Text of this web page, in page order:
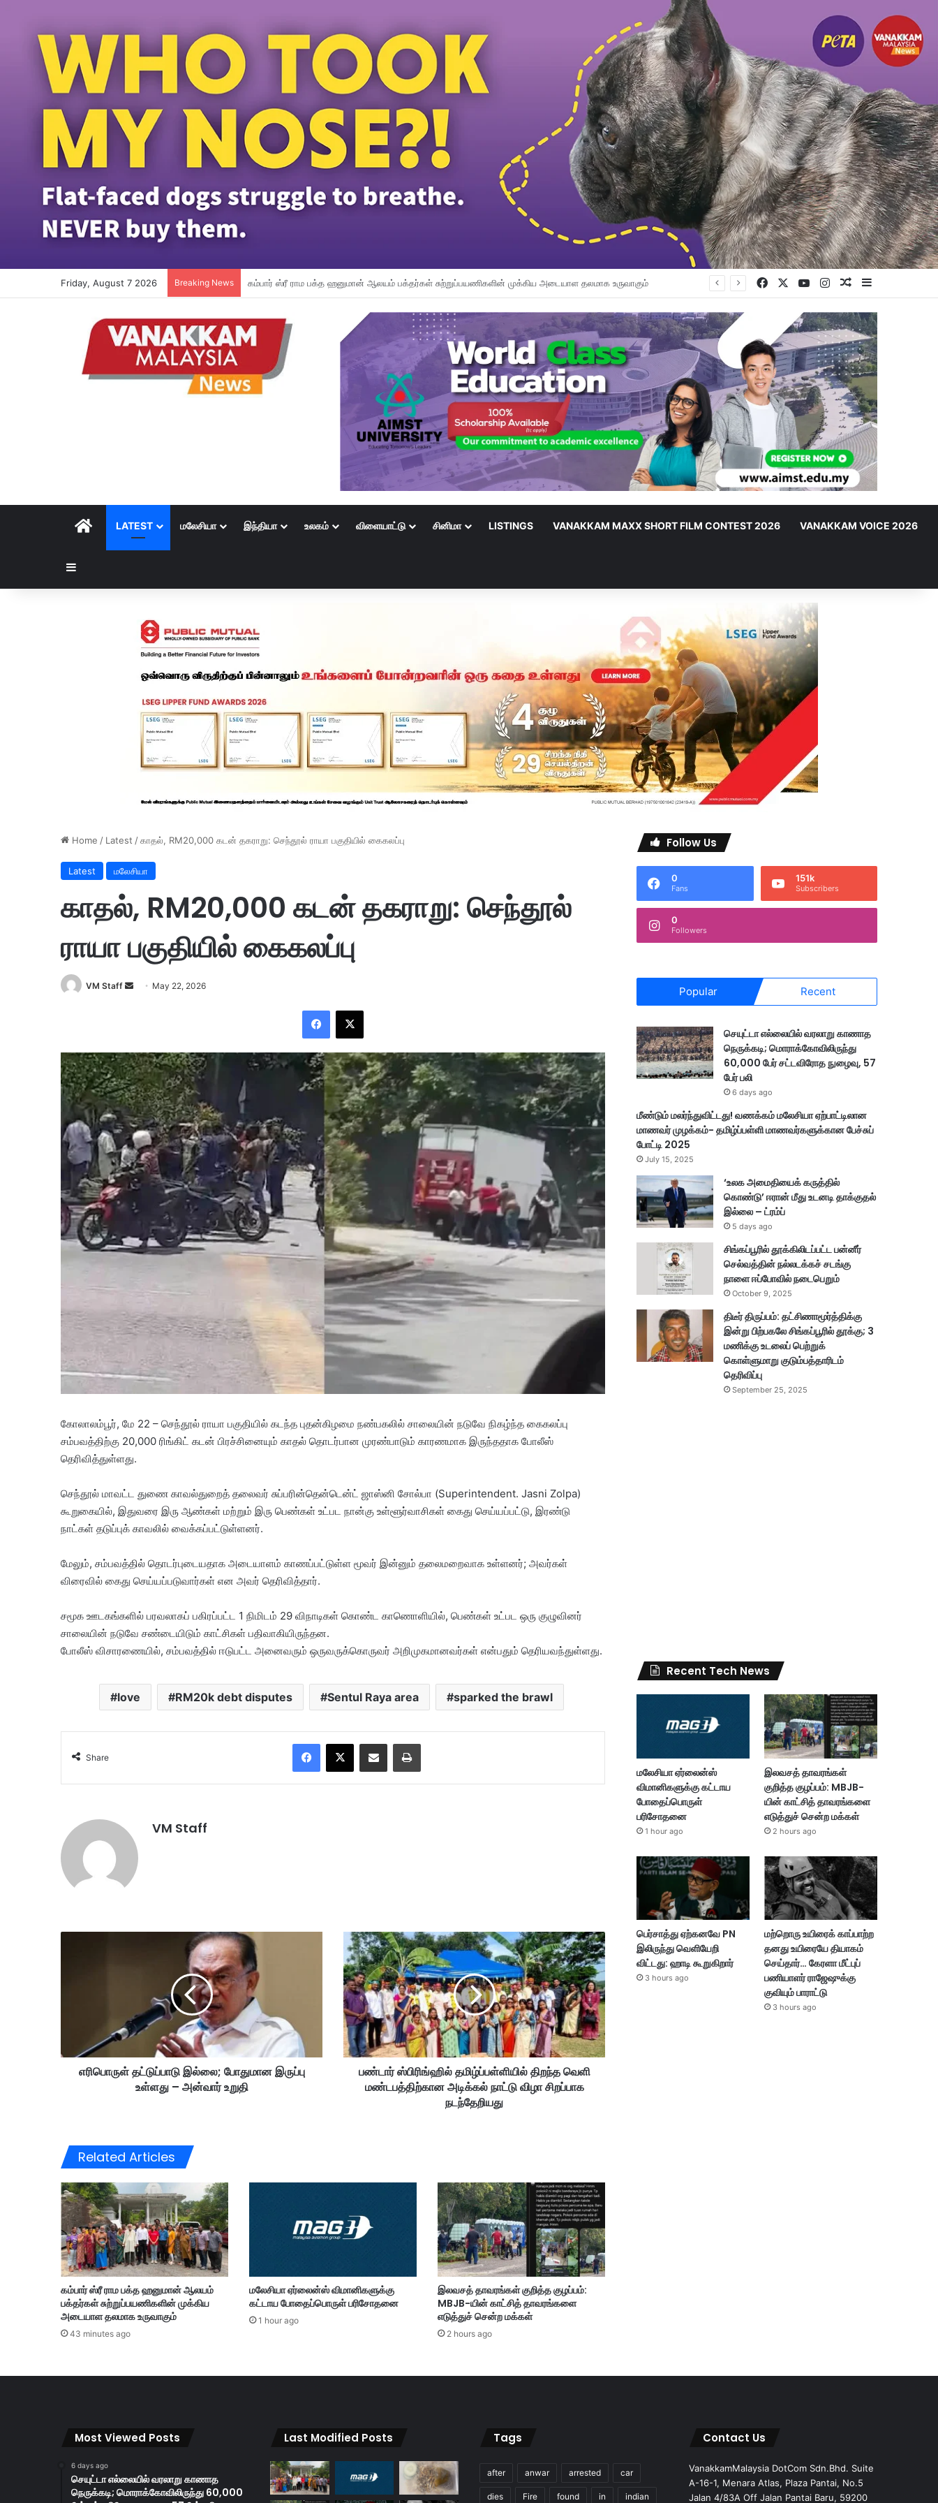
Friday, August 7 2026 Breaking News மலேசியா ஏர்லைன்ஸ் விமானிகளுக்கு கட்டாய போதைப்பொருள் பரிசோதனை Facebook YouTubeInstagramRandom Article
HOMELATEST மலேசியா இந்தியா உலகம் விளையாட்டு சினிமா LISTINGS VANAKKAM MAXX SHORT FILM CONTEST 2026 VANAKKAM VOICE 2026
Home / Latest /காதல், RM20,000 கடன் தகராறு: செந்தூல் ராயா பகுதியில் கைகலப்பு
Latest மலேசியா
காதல், RM20,000 கடன் தகராறு: செந்தூல்
ராயா பகுதியில் கைகலப்பு
VM Staff
a
n
e
m
a
i
l
May 22, 2026
கோலாலம்பூர், மே 22 – செந்தூல் ராயா பகுதியில் கடந்த புதன்கிழமை நண்பகலில் சாலையின் நடுவே நிகழ்ந்த கைகலப்பு
சம்பவத்திற்கு 20,000 ரிங்கிட் கடன் பிரச்சினையும் காதல் தொடர்பான முரண்பாடும் காரணமாக இருந்ததாக போலீஸ்
தெரிவித்துள்ளது.
செந்தூல் மாவட்ட துணை காவல்துறைத் தலைவர் சுப்பரின்தென்டென்ட் ஜாஸ்னி சோல்பா (Superintendent. Jasni Zolpa)
கூறுகையில், இதுவரை இரு ஆண்கள் மற்றும் இரு பெண்கள் உட்பட நான்கு உள்ளூர்வாசிகள் கைது செய்யப்பட்டு, இரண்டு
நாட்கள் தடுப்புக் காவலில் வைக்கப்பட்டுள்ளனர்.
மேலும், சம்பவத்தில் தொடர்புடையதாக அடையாளம் காணப்பட்டுள்ள மூவர் இன்னும் தலைமறைவாக உள்ளனர்; அவர்கள்
விரைவில் கைது செய்யப்படுவார்கள் என அவர் தெரிவித்தார்.
சமூக ஊடகங்களில் பரவலாகப் பகிரப்பட்ட 1 நிமிடம் 29 விநாடிகள் கொண்ட காணொளியில், பெண்கள் உட்பட ஒரு குழுவினர்
சாலையின் நடுவே சண்டையிடும் காட்சிகள் பதிவாகியிருந்தன.
போலீஸ் விசாரணையில், சம்பவத்தில் ஈடுபட்ட அனைவரும் ஒருவருக்கொருவர் அறிமுகமானவர்கள் என்பதும் தெரியவந்துள்ளது.
love RM20k debt disputes Sentul Raya area sparked the brawl
Share
VM Staff
ப்
போ
மா
ன
இ
ரு
ப்
பு
உ
ள்
ள
து
–
வா
எரிபொருள் தட்டுப்பாடு இல்லை; போதுமான இருப்பு
உள்ளது – அன்வார் உறுதி
ண்
டா
ர்
ஸ்
பி
ரி
ங்
ஹி
தி
ற
வெ
ளி
ம
தி
அ
ல்
பண்டார் ஸ்பிரிங்ஹில் தமிழ்ப்பள்ளியில் திறந்த வெளி
மண்டபத்திற்கான அடிக்கல் நாட்டு விழா சிறப்பாக
நடந்தேறியது
Related Articles
கம்பார் ஸ்ரீ ராம பக்த ஹனுமான் ஆலயம்
பக்தர்கள் சுற்றுப்பயணிகளின் முக்கிய
அடையாள தலமாக உருவாகும்
43 minutes ago
மலேசியா ஏர்லைன்ஸ் விமானிகளுக்கு
கட்டாய போதைப்பொருள் பரிசோதனை
1 hour ago
இலவசத் தாவரங்கள் குறித்த குழப்பம்:
MBJB-யின் காட்சித் தாவரங்களை
எடுத்துச் சென்ற மக்கள்
2 hours ago
Follow Us
0
Fans
151k
Subscribers
0
Followers
Popular Recent
செயுட்டா எல்லையில் வரலாறு காணாத
நெருக்கடி; மொராக்கோவிலிருந்து
60,000 பேர் சட்டவிரோத நுழைவு, 57
பேர் பலி
6 days ago
மீண்டும் மலர்ந்துவிட்டது! வணக்கம் மலேசியா ஏற்பாட்டிலான
மாணவர் முழக்கம்- தமிழ்ப்பள்ளி மாணவர்களுக்கான பேச்சுப்
போட்டி 2025
July 15, 2025
‘உலக அமைதியைக் கருத்தில்
கொண்டு’ ஈரான் மீது உடனடி தாக்குதல்
இல்லை – ட்ரம்ப்
5 days ago
சிங்கப்பூரில் தூக்கிலிடப்பட்ட பன்னீர்
செல்வத்தின் நல்லடக்கச் சடங்கு
நாளை ஈப்போவில் நடைபெறும்
October 9, 2025
திடீர் திருப்பம்: தட்சிணாமூர்த்திக்கு
இன்று பிற்பகலே சிங்கப்பூரில் தூக்கு; 3
மணிக்கு உடலைப் பெற்றுக்
கொள்ளுமாறு குடும்பத்தாரிடம்
தெரிவிப்பு
September 25, 2025
Recent Tech News
மலேசியா ஏர்லைன்ஸ்
விமானிகளுக்கு கட்டாய
போதைப்பொருள்
பரிசோதனை
1 hour ago
இலவசத் தாவரங்கள்
குறித்த குழப்பம்: MBJB-
யின் காட்சித் தாவரங்களை
எடுத்துச் சென்ற மக்கள்
2 hours ago
பெர்சாத்து ஏற்கனவே PN
இலிருந்து வெளியேறி
விட்டது: ஹாடி கூறுகிறார்
3 hours ago
மற்றொரு உயிரைக் காப்பாற்ற
தனது உயிரையே தியாகம்
செய்தார்… கேரளா மீட்புப்
பணியாளர் ராஜேஷுக்கு
குவியும் பாராட்டு
3 hours ago
Most Viewed Posts
6 days ago
செயுட்டா எல்லையில் வரலாறு காணாத
நெருக்கடி; மொராக்கோவிலிருந்து 60,000
Last Modified Posts Tags
after anwar arrested car
dies Fire found in indian
Contact Us
VanakkamMalaysia DotCom Sdn.Bhd. Suite
A-16-1, Menara Atlas, Plaza Pantai, No.5
Jalan 4/83A Off Jalan Pantai Baru, 59200